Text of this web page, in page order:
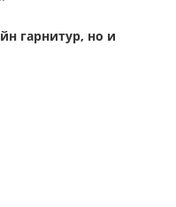
гарнитур, но и